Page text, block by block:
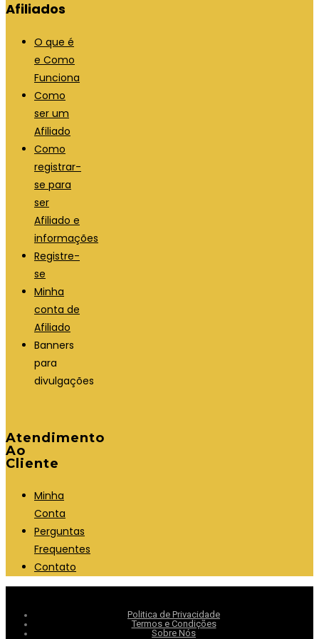
Afiliados
O que é
e Como
Funciona
Como
ser um
Afiliado
Como
registrar-
se para
ser
Afiliado e
informações
Registre-
se
Minha
conta de
Afiliado
Banners
para
divulgações
Atendimento
Ao
Cliente
Minha
Conta
Perguntas
Frequentes
Contato
Politica de Privacidade
Termos e Condições
Sobre Nós